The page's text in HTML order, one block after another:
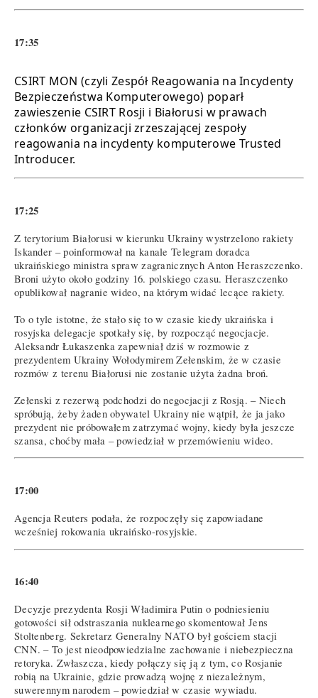
17:35
CSIRT MON (czyli Zespół Reagowania na Incydenty
Bezpieczeństwa Komputerowego) poparł
zawieszenie CSIRT Rosji i Białorusi w prawach
członków organizacji zrzeszającej zespoły
reagowania na incydenty komputerowe Trusted
Introducer.
17:25
Z terytorium Białorusi w kierunku Ukrainy wystrzelono rakiety
Iskander – poinformował na kanale Telegram doradca
ukraińskiego ministra spraw zagranicznych Anton Heraszczenko.
Broni użyto około godziny 16. polskiego czasu. Heraszczenko
opublikował nagranie wideo, na którym widać lecące rakiety.
To o tyle istotne, że stało się to w czasie kiedy ukraińska i
rosyjska delegacje spotkały się, by rozpocząć negocjacje.
Aleksandr Łukaszenka zapewniał dziś w rozmowie z
prezydentem Ukrainy Wołodymirem Zełenskim, że w czasie
rozmów z terenu Białorusi nie zostanie użyta żadna broń.
Zełenski z rezerwą podchodzi do negocjacji z Rosją. – Niech
spróbują, żeby żaden obywatel Ukrainy nie wątpił, że ja jako
prezydent nie próbowałem zatrzymać wojny, kiedy była jeszcze
szansa, choćby mała – powiedział w przemówieniu wideo.
17:00
Agencja Reuters podała, że rozpoczęły się zapowiadane
wcześniej rokowania ukraińsko-rosyjskie.
16:40
Decyzje prezydenta Rosji Władimira Putin o podniesieniu
gotowości sił odstraszania nuklearnego skomentował Jens
Stoltenberg. Sekretarz Generalny NATO był gościem stacji
CNN. – To jest nieodpowiedzialne zachowanie i niebezpieczna
retoryka. Zwłaszcza, kiedy połączy się ją z tym, co Rosjanie
robią na Ukrainie, gdzie prowadzą wojnę z niezależnym,
suwerennym narodem – powiedział w czasie wywiadu.